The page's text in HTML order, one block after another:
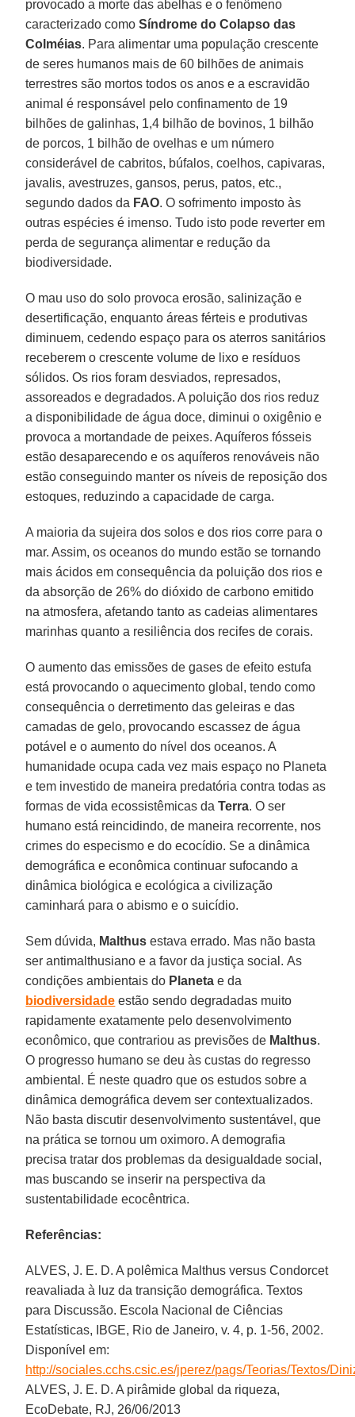
provocado a morte das abelhas e o fenômeno
caracterizado comoSíndrome do Colapso das
Colméias. Para alimentar uma população crescente
de seres humanos mais de 60 bilhões de animais
terrestres são mortos todos os anos e a escravidão
animal é responsável pelo confinamento de 19
bilhões de galinhas, 1,4 bilhão de bovinos, 1 bilhão
de porcos, 1 bilhão de ovelhas e um número
considerável de cabritos, búfalos, coelhos, capivaras,
javalis, avestruzes, gansos, perus, patos, etc.,
segundo dados da FAO. O sofrimento imposto às
outras espécies é imenso. Tudo isto pode reverter em
perda de segurança alimentar e redução da
biodiversidade.
O mau uso do solo provoca erosão, salinização e
desertificação, enquanto áreas férteis e produtivas
diminuem, cedendo espaço para os aterros sanitários
receberem o crescente volume de lixo e resíduos
sólidos. Os rios foram desviados, represados,
assoreados e degradados. A poluição dos rios reduz
a disponibilidade de água doce, diminui o oxigênio e
provoca a mortandade de peixes. Aquíferos fósseis
estão desaparecendo e os aquíferos renováveis não
estão conseguindo manter os níveis de reposição dos
estoques, reduzindo a capacidade de carga.
A maioria da sujeira dos solos e dos rios corre para o
mar. Assim, os oceanos do mundo estão se tornando
mais ácidos em consequência da poluição dos rios e
da absorção de 26% do dióxido de carbono emitido
na atmosfera, afetando tanto as cadeias alimentares
marinhas quanto a resiliência dos recifes de corais.
O aumento das emissões de gases de efeito estufa
está provocando o aquecimento global, tendo como
consequência o derretimento das geleiras e das
camadas de gelo, provocando escassez de água
potável e o aumento do nível dos oceanos. A
humanidade ocupa cada vez mais espaço no Planeta
e tem investido de maneira predatória contra todas as
formas de vida ecossistêmicas daTerra. O ser
humano está reincidindo, de maneira recorrente, nos
crimes do especismo e do ecocídio. Se a dinâmica
demográfica e econômica continuar sufocando a
dinâmica biológica e ecológica a civilização
caminhará para o abismo e o suicídio.
Sem dúvida, Malthus estava errado. Mas não basta
ser antimalthusiano e a favor da justiça social. As
condições ambientais do Planeta e da
biodiversidade estão sendo degradadas muito
rapidamente exatamente pelo desenvolvimento
econômico, que contrariou as previsões de Malthus.
O progresso humano se deu às custas do regresso
ambiental. É neste quadro que os estudos sobre a
dinâmica demográfica devem ser contextualizados.
Não basta discutir desenvolvimento sustentável, que
na prática se tornou um oximoro. A demografia
precisa tratar dos problemas da desigualdade social,
mas buscando se inserir na perspectiva da
sustentabilidade ecocêntrica.
Referências:
ALVES, J. E. D. A polêmica Malthus versus Condorcet
reavaliada à luz da transição demográfica. Textos
para Discussão. Escola Nacional de Ciências
Estatísticas, IBGE, Rio de Janeiro, v. 4, p. 1-56, 2002.
Disponível em:
http://sociales.cchs.csic.es/jperez/pags/Teorias/Textos/
ALVES, J. E. D. A pirâmide global da riqueza,
EcoDebate, RJ, 26/06/2013